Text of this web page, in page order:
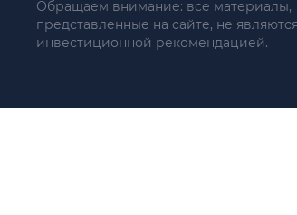
Обращаем внимание: все материалы,
представленные на сайте, не являются
инвестиционной рекомендацией.